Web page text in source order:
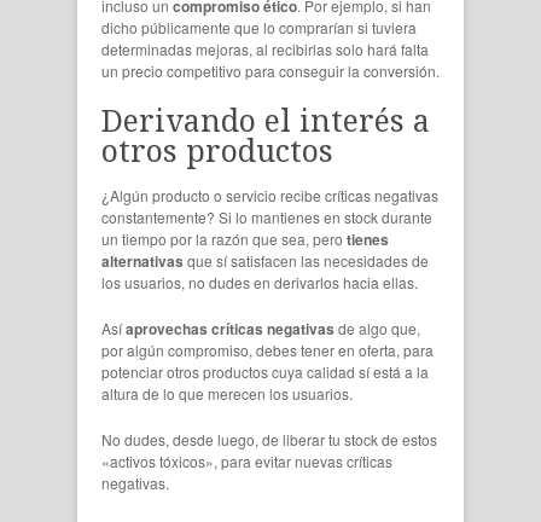
incluso un compromiso ético. Por ejemplo, si han
dicho públicamente que lo comprarían si tuviera
determinadas mejoras, al recibirlas solo hará falta
un precio competitivo para conseguir la conversión.
Derivando el interés a
otros productos
¿Algún producto o servicio recibe críticas negativas
constantemente? Si lo mantienes en stock durante
un tiempo por la razón que sea, pero tienes
alternativas que sí satisfacen las necesidades de
los usuarios, no dudes en derivarlos hacia ellas.
Asíaprovechas críticas negativas de algo que,
por algún compromiso, debes tener en oferta, para
potenciar otros productos cuya calidad sí está a la
altura de lo que merecen los usuarios.
No dudes, desde luego, de liberar tu stock de estos
«activos tóxicos», para evitar nuevas críticas
negativas.